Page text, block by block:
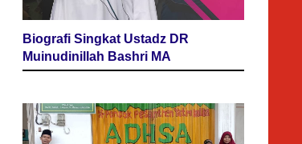
Biografi Singkat Ustadz DR
Muinudinillah Bashri MA